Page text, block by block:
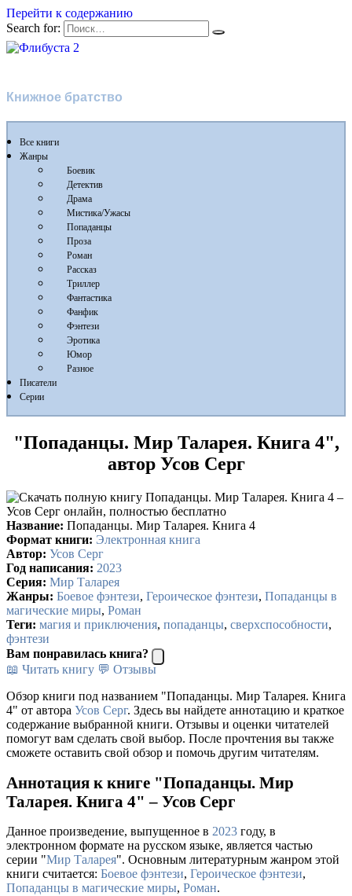
Перейти к содержанию
Search for:
Книжное братство
Все книги
Жанры
Боевик
Детектив
Драма
Мистика/Ужасы
Попаданцы
Проза
Роман
Рассказ
Триллер
Фантастика
Фанфик
Фэнтези
Эротика
Юмор
Разное
Писатели
Серии
"Попаданцы. Мир Таларея. Книга 4",
автор Усов Серг
Название: Попаданцы. Мир Таларея. Книга 4
Формат книги: Электронная книга
Автор: Усов Серг
Год написания: 2023
Серия: Мир Таларея
Жанры: Боевое фэнтези, Героическое фэнтези, Попаданцы в
магические миры, Роман
Теги: магия и приключения, попаданцы, сверхспособности,
фэнтези
Вам понравилась книга?
📖 Читать книгу 💬 Отзывы
Обзор книги под названием "Попаданцы. Мир Таларея. Книга
4" от автора Усов Серг. Здесь вы найдете аннотацию и краткое
содержание выбранной книги. Отзывы и оценки читателей
помогут вам сделать свой выбор. После прочтения вы также
сможете оставить свой обзор и помочь другим читателям.
Аннотация к книге "Попаданцы. Мир
Таларея. Книга 4" – Усов Серг
Данное произведение, выпущенное в 2023 году, в
электронном формате на русском языке, является частью
серии "Мир Таларея". Основным литературным жанром этой
книги считается: Боевое фэнтези, Героическое фэнтези,
Попаданцы в магические миры, Роман.